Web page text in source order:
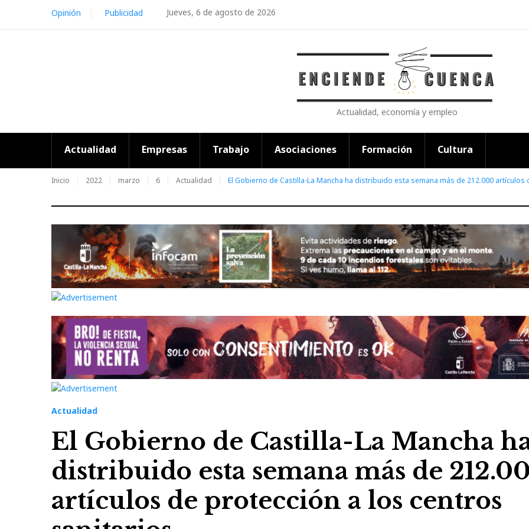
content
Jueves, 6 de agosto de 2026
Opinión Publicidad
Actualidad, economía y empleo
Actualidad Empresas Trabajo Asociaciones Formación Cultura
Inicio 2022 marzo 6 Actualidad El Gobierno de Castilla-La Mancha ha distribuido esta semana más de 212.000
Actualidad
El Gobierno de Castilla-La Mancha
distribuido esta semana más de
artículos de protección a los centros